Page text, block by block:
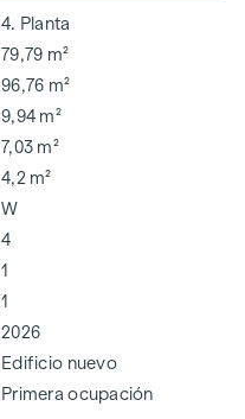
4. Planta
79,79 m²
96,76 m²
9,94 m²
7,03 m²
4,2 m²
W
4
1
1
2026
Edificio nuevo
Primera ocupación